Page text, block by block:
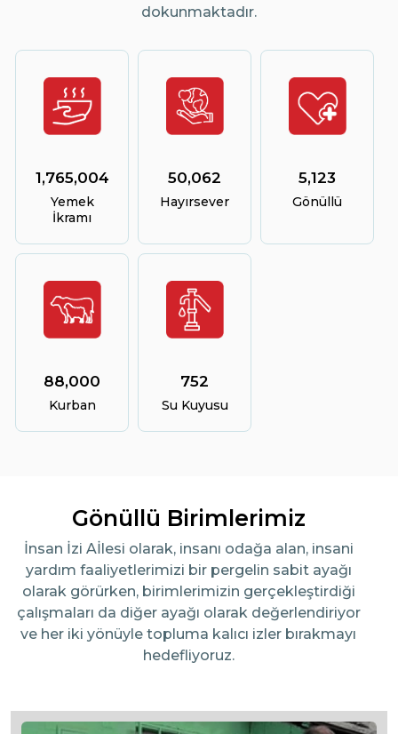
dokunmaktadır.
1,765,004
Yemek
İkramı
50,062
Hayırsever
5,123
Gönüllü
88,000
Kurban
752
Su Kuyusu
Gönüllü Birimlerimiz
İnsan İzi Aİlesi olarak, insanı odağa alan, insani
yardım faaliyetlerimizi bir pergelin sabit ayağı
olarak görürken, birimlerimizin gerçekleştirdiği
çalışmaları da diğer ayağı olarak değerlendiriyor
ve her iki yönüyle topluma kalıcı izler bırakmayı
hedefliyoruz.